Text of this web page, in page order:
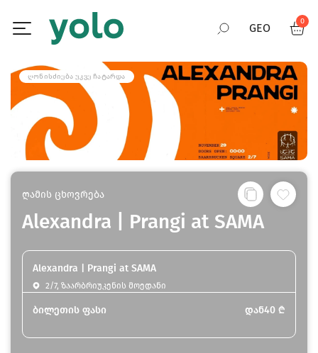
GEO
RUS
0
ᲦᲝᲜᲘᲡᲫᲘᲔᲑᲐ ᲣᲙᲕᲔ ᲩᲐᲢᲐᲠᲓᲐ
ღამის ცხოვრება
Alexandra | Prangi at SAMA
Alexandra | Prangi at SAMA
2/7, ზაარბრიუკენის მოედანი
ბილეთის ფასი დან40 ₾